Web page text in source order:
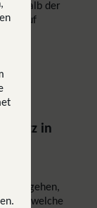
der
auf
die
in
hingehen,
und welche